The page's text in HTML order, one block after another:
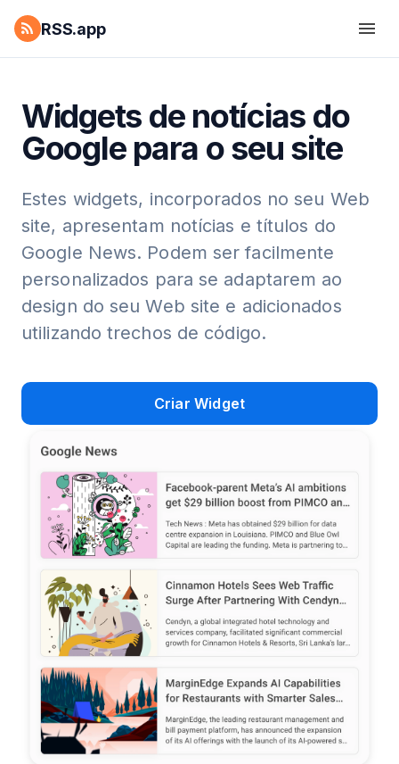
RSS.app
Widgets de notícias do
Google para o seu site
Estes widgets, incorporados no seu Web
site, apresentam notícias e títulos do
Google News. Podem ser facilmente
personalizados para se adaptarem ao
design do seu Web site e adicionados
utilizando trechos de código.
Criar Widget